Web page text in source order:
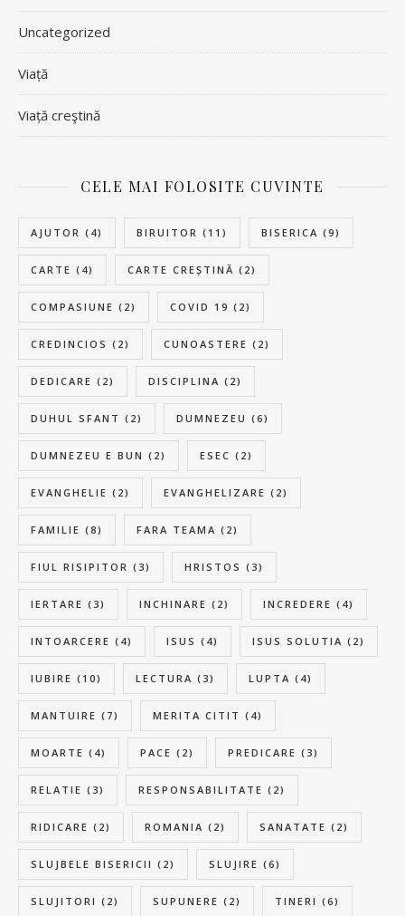
Uncategorized
Viață
Viață creştină
CELE MAI FOLOSITE CUVINTE
AJUTOR (4) BIRUITOR (11) BISERICA (9)
CARTE (4) CARTE CREȘTINĂ (2)
COMPASIUNE (2) COVID 19 (2)
CREDINCIOS (2) CUNOASTERE (2)
DEDICARE (2) DISCIPLINA (2)
DUHUL SFANT (2) DUMNEZEU (6)
DUMNEZEU E BUN (2) ESEC (2)
EVANGHELIE (2) EVANGHELIZARE (2)
FAMILIE (8) FARA TEAMA (2)
FIUL RISIPITOR (3) HRISTOS (3)
IERTARE (3) INCHINARE (2) INCREDERE (4)
INTOARCERE (4) ISUS (4) ISUS SOLUTIA (2)
IUBIRE (10) LECTURA (3) LUPTA (4)
MANTUIRE (7) MERITA CITIT (4)
MOARTE (4) PACE (2) PREDICARE (3)
RELATIE (3) RESPONSABILITATE (2)
RIDICARE (2) ROMANIA (2) SANATATE (2)
SLUJBELE BISERICII (2) SLUJIRE (6)
SLUJITORI (2) SUPUNERE (2) TINERI (6)